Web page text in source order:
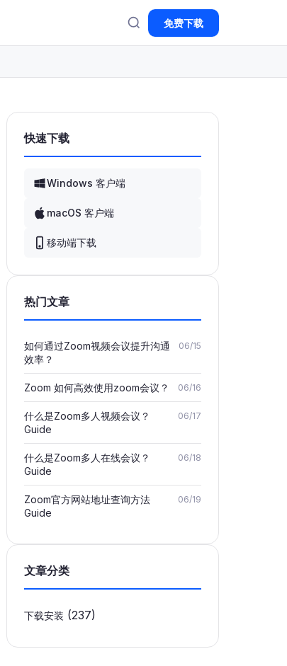
免费下载
快速下载
Windows 客户端
macOS 客户端
移动端下载
热门文章
如何通过Zoom视频会议提升沟通
效率？
06/15
Zoom 如何高效使用zoom会议？ 06/16
什么是Zoom多人视频会议？
Guide
06/17
什么是Zoom多人在线会议？
Guide
06/18
Zoom官方网站地址查询方法
Guide
06/19
文章分类
下载安装 (237)